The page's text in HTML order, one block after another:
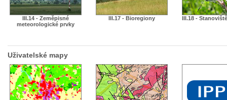
III.14 - Zeměpisné
meteorologické prvky
III.17 - Bioregiony III.18 -
Uživatelské mapy